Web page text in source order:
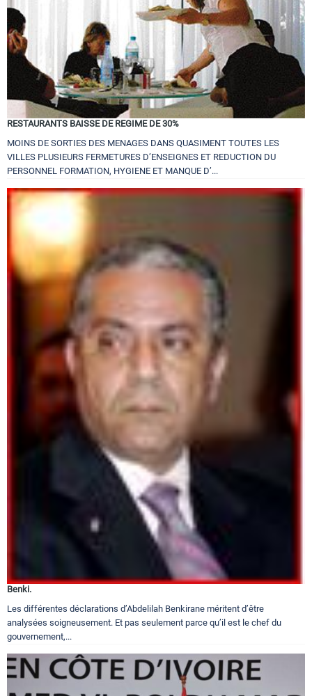
RESTAURANTS BAISSE DE REGIME DE 30%
MOINS DE SORTIES DES MENAGES DANS QUASIMENT TOUTES LES
VILLES PLUSIEURS FERMETURES D’ENSEIGNES ET REDUCTION DU
PERSONNEL FORMATION, HYGIENE ET MANQUE D’...
Benki.
Les différentes déclarations d’Abdelilah Benkirane méritent d’être
analysées soigneusement. Et pas seulement parce qu’il est le chef du
gouvernement,...